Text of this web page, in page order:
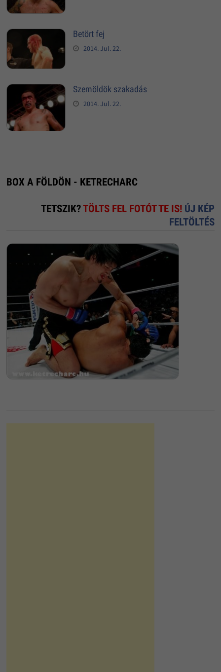
Betört fej
2014. Jul. 22.
Szemöldök szakadás
2014. Jul. 22.
BOX A FÖLDÖN - KETRECHARC
TETSZIK?TÖLTS FEL FOTÓT TE IS! ÚJ KÉP
FELTÖLTÉS